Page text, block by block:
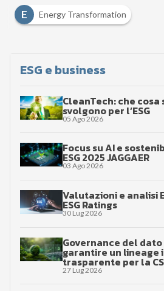
E
Energy Transformation
ESG e business
CleanTech: che
svolgono per l’ESG
05 Ago 2026
Focus su AI e
ESG 2025 JAGGAER
03 Ago 2026
Valutazioni e analisi
ESG Ratings
30 Lug 2026
Governance del dato
garantire un lineage
trasparente per la
27 Lug 2026